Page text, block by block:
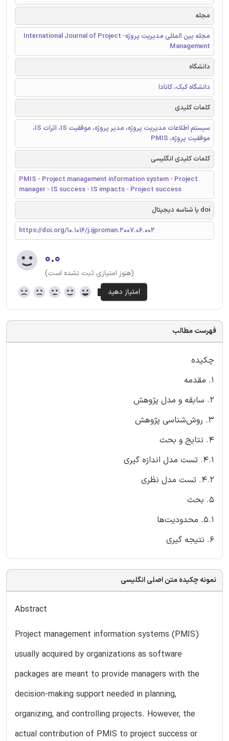
مجله
مجله بین المللی مدیریت پروژه- International Journal of Project
Management
دانشگاه
دانشگاه کبک، کانادا
کلمات کلیدی
سیستم اطلاعات مدیریت پروژه، مدیر پروژه، موفقیت IS، اثرات IS،
موفقیت پروژه، PMIS
کلمات کلیدی انگلیسی
PMIS - Project management information system - Project
manager - IS success - IS impacts - Project success
doi یا شناسه دیجیتال
https://doi.org/10.1016/j.ijproman.2007.06.002
۰.۰
(هنوز امتیازی ثبت نشده است)
فهرست مطالب
چکیده
1. مقدمه
2. سابقه و مدل پژوهش
3. روش‌شناسی پژوهش
4. نتایج و بحث
4.1. تست مدل اندازه گیری
4.2. تست مدل نظری
5. بحث
5.1. محدودیت‌ها
6. نتیجه گیری
نمونه چکیده متن اصلی انگلیسی
Abstract
Project management information systems (PMIS)
usually acquired by organizations as software
packages are meant to provide managers with the
decision-making support needed in planning,
organizing, and controlling projects. However, the
actual contribution of PMIS to project success or